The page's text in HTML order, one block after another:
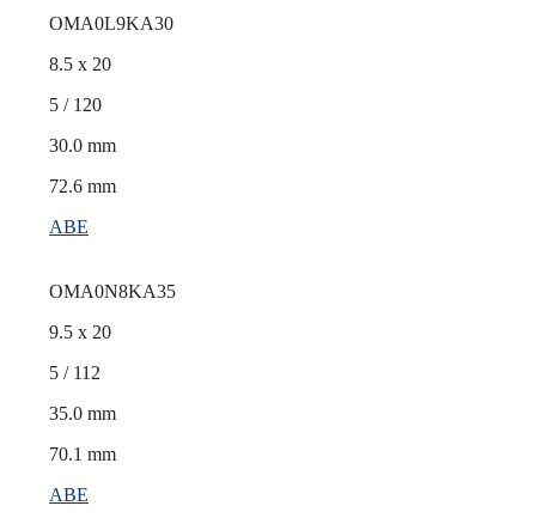
OMA0L9KA30
8.5 x 20
5 / 120
30.0 mm
72.6 mm
ABE
OMA0N8KA35
9.5 x 20
5 / 112
35.0 mm
70.1 mm
ABE